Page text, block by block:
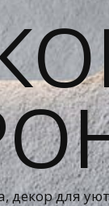
декор для